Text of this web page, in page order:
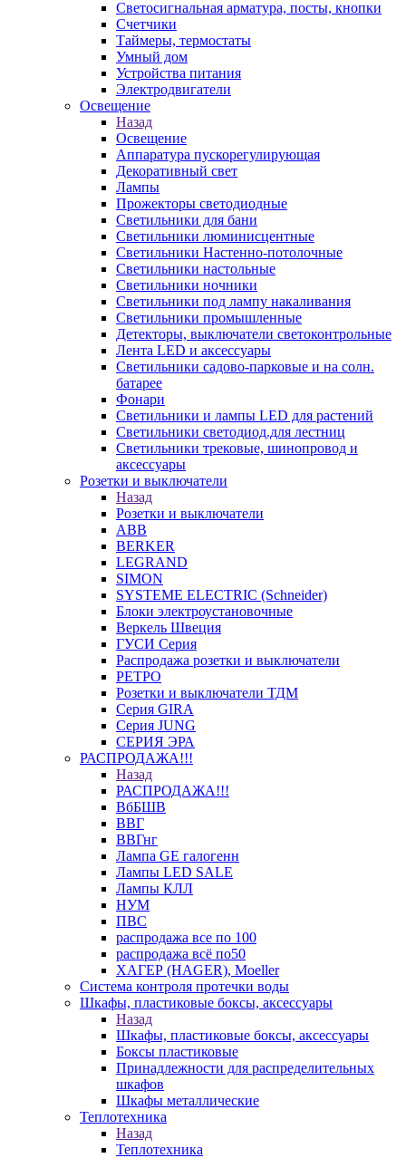
Светосигнальная арматура, посты, кнопки
Счетчики
Таймеры, термостаты
Умный дом
Устройства питания
Электродвигатели
Освещение
Назад
Освещение
Аппаратура пускорегулирующая
Декоративный свет
Лампы
Прожекторы светодиодные
Светильники для бани
Светильники люминисцентные
Светильники Настенно-потолочные
Светильники настольные
Светильники ночники
Светильники под лампу накаливания
Светильники промышленные
Детекторы, выключатели светоконтрольные
Лента LED и аксессуары
Светильники садово-парковые и на солн.
батарее
Фонари
Светильники и лампы LED для растений
Светильники светодиод.для лестниц
Светильники трековые, шинопровод и
аксессуары
Розетки и выключатели
Назад
Розетки и выключатели
ABB
BERKER
LEGRAND
SIMON
SYSTEME ELECTRIC (Schneider)
Блоки электроустановочные
Веркель Швеция
ГУСИ Серия
Распродажа розетки и выключатели
РЕТРО
Розетки и выключатели ТДМ
Серия GIRA
Серия JUNG
СЕРИЯ ЭРА
РАСПРОДАЖА!!!
Назад
РАСПРОДАЖА!!!
ВбБШВ
ВВГ
ВВГнг
Лампа GE галогенн
Лампы LED SALE
Лампы КЛЛ
НУМ
ПВС
распродажа все по 100
распродажа всё по50
ХАГЕР (HAGER), Moeller
Система контроля протечки воды
Шкафы, пластиковые боксы, аксессуары
Назад
Шкафы, пластиковые боксы, аксессуары
Боксы пластиковые
Принадлежности для распределительных
шкафов
Шкафы металлические
Теплотехника
Назад
Теплотехника